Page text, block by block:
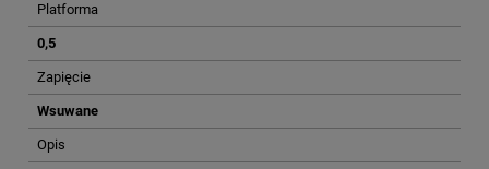
Platforma
0,5
Zapięcie
Wsuwane
Opis